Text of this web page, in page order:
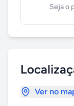
Seja o
Ver no